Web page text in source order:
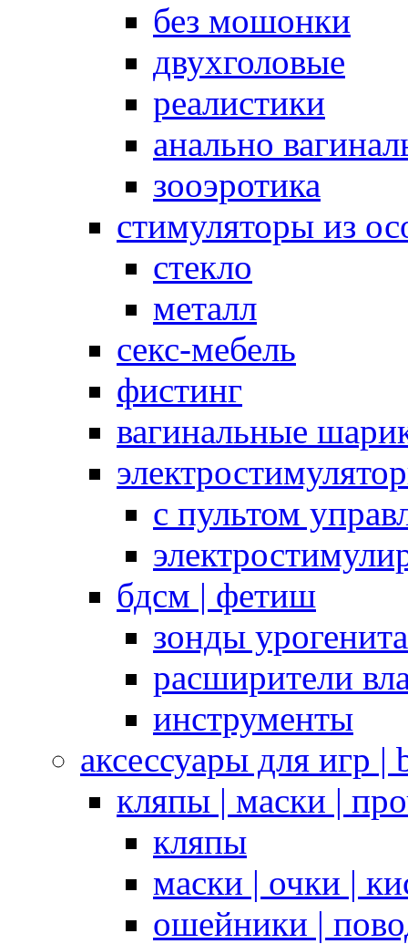
без мошонки
двухголовые
реалистики
анально
зооэротика
стимуляторы из
стекло
металл
секс-мебель
фистинг
вагинальные
с пультом
бдсм | фетиш
зонды
расширители
инструменты
аксессуары для игр |
кляпы | маски |
кляпы
маски | очки |
ошейники |